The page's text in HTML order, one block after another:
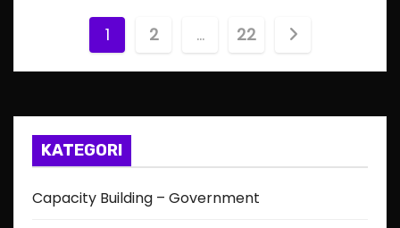
o
s
t
s
1 2 … 22
KATEGORI
Capacity Building – Government